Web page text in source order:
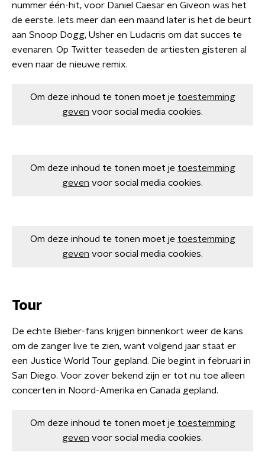
nummer één-hit, voor Daniel Caesar en Giveon was het
de eerste. Iets meer dan een maand later is het de beurt
aan Snoop Dogg, Usher en Ludacris om dat succes te
evenaren. Op Twitter teaseden de artiesten gisteren al
even naar de nieuwe remix.
Om deze inhoud te tonen moet je toestemming
geven voor social media cookies.
Om deze inhoud te tonen moet je toestemming
geven voor social media cookies.
Om deze inhoud te tonen moet je toestemming
geven voor social media cookies.
Tour
De echte Bieber-fans krijgen binnenkort weer de kans
om de zanger live te zien, want volgend jaar staat er
een Justice World Tour gepland. Die begint in februari in
San Diego. Voor zover bekend zijn er tot nu toe alleen
concerten in Noord-Amerika en Canada gepland.
Om deze inhoud te tonen moet je toestemming
geven voor social media cookies.